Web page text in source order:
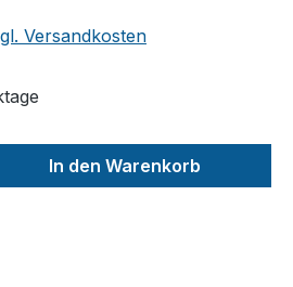
Versandkosten
Gib den
In den Warenkorb